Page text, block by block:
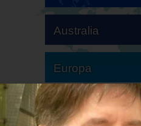
Australia
Europa
Sudamérica